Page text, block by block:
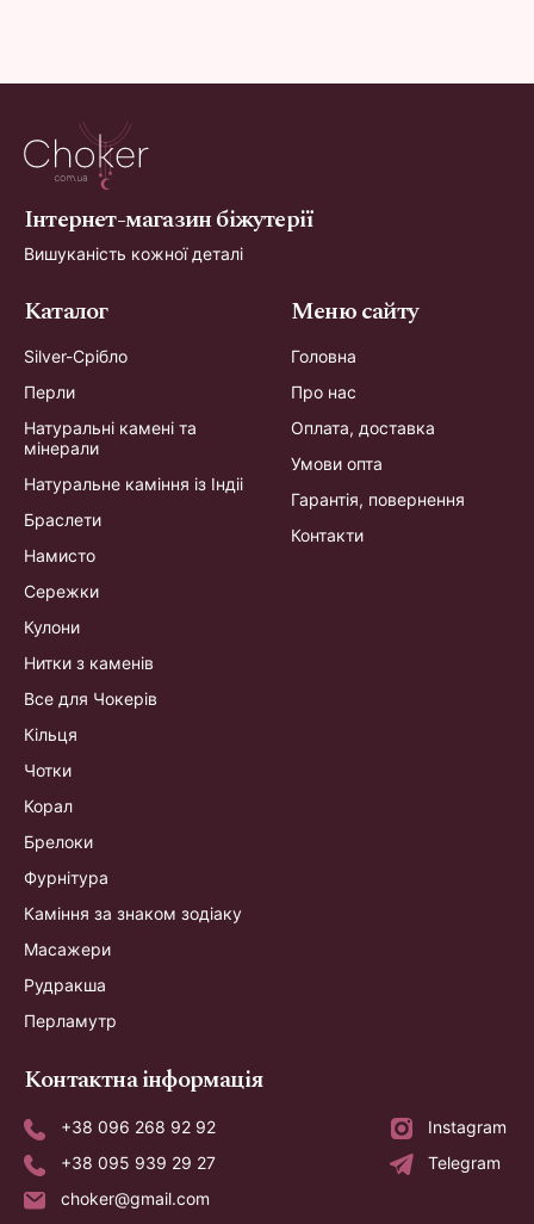
Інтернет-магазин біжутерії
Вишуканість кожної деталі
Каталог
Silver-Срібло
Перли
Натуральні камені та
мінерали
Натуральне каміння із Індіі
Браслети
Намисто
Сережки
Кулони
Нитки з каменів
Все для Чокерів
Кільця
Чотки
Корал
Брелоки
Фурнітура
Каміння за знаком зодіаку
Масажери
Рудракша
Перламутр
Меню сайту
Головна
Про нас
Оплата, доставка
Умови опта
Гарантія, повернення
Контакти
Контактна інформація
+38 096 268 92 92
Instagram
+38 095 939 29 27
Telegram
choker@gmail.com